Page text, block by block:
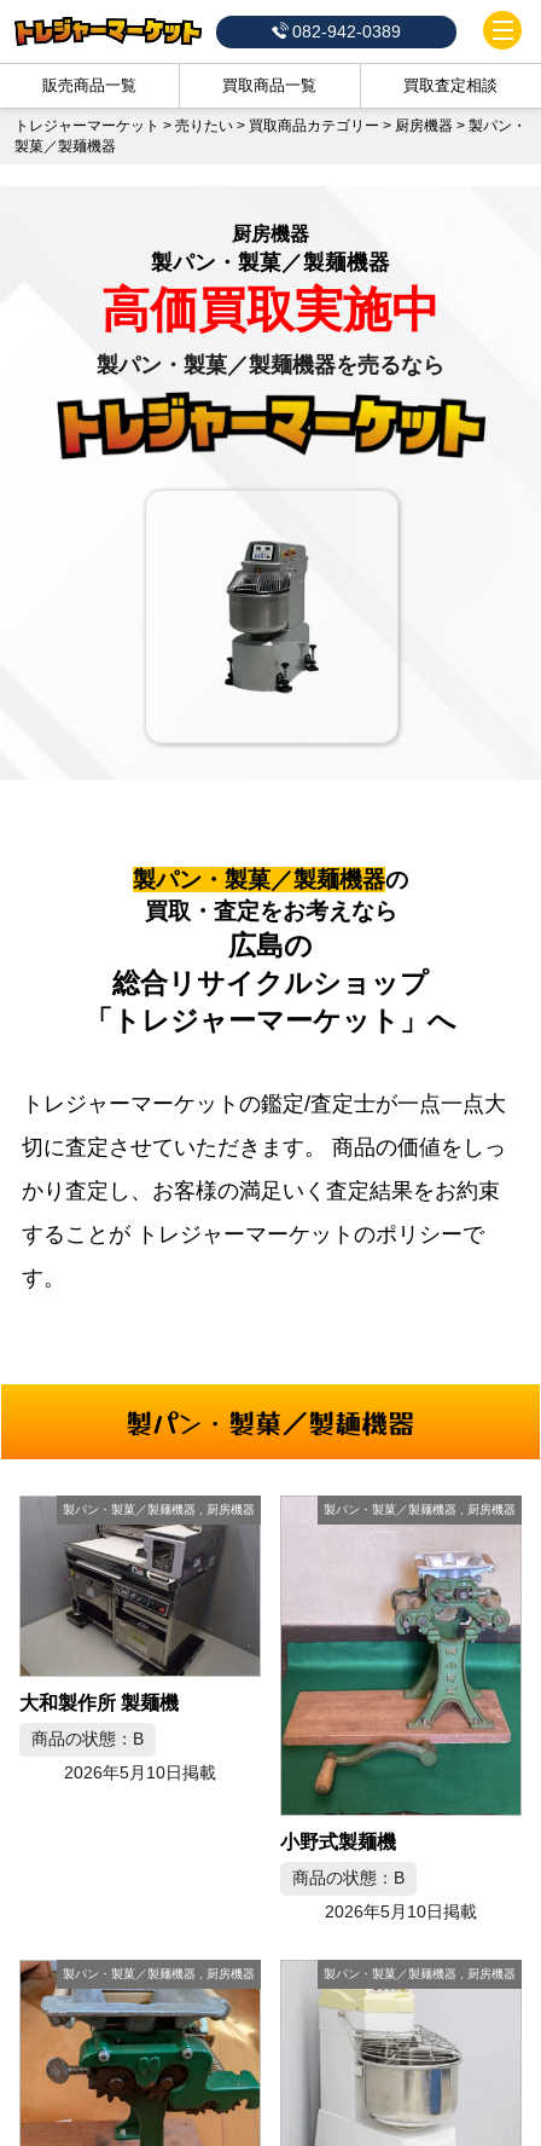
082-942-0389
販売商品一覧 買取商品一覧 買取査定相談
トレジャーマーケット > 売りたい > 買取商品カテゴリー > 厨房機器 > 製パン・
製菓／製麺機器
厨房機器
製パン・製菓／製麺機器
高価買取実施中
製パン・製菓／製麺機器を売るなら
製パン・製菓／製麺機器の
買取・査定をお考えなら
広島の
総合リサイクルショップ
「トレジャーマーケット」へ
トレジャーマーケットの鑑定/査定士が一点一点大
切に査定させていただきます。
商品の価値をしっ
かり査定し、お客様の満足いく査定結果をお約束
することが トレジャーマーケットのポリシーで
す。
製パン・製菓／製麺機器
製パン・製菓／製麺機器 厨房機器
大和製作所 製麺機
商品の状態：B
2026年5月10日掲載
製パン・製菓／製麺機器 厨房機器
小野式製麺機
商品の状態：B
2026年5月10日掲載
製パン・製菓／製麺機器 , 厨房機器 製パン・製菓／製麺機器 , 厨房機器